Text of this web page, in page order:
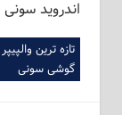
تازه ترین
گوشی سونی